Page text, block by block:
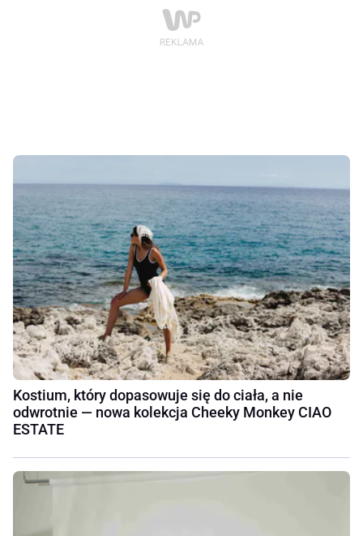
Kostium, który dopasowuje się do ciała, a nie
odwrotnie — nowa kolekcja Cheeky Monkey CIAO
ESTATE